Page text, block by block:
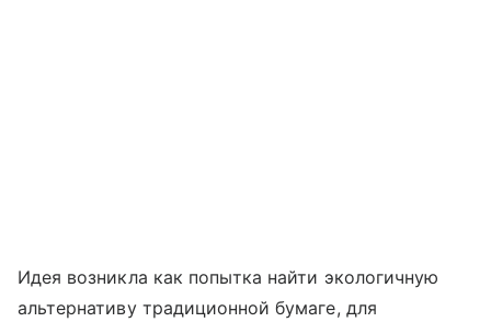
Идея возникла как попытка найти экологичную
альтернативу традиционной бумаге, для